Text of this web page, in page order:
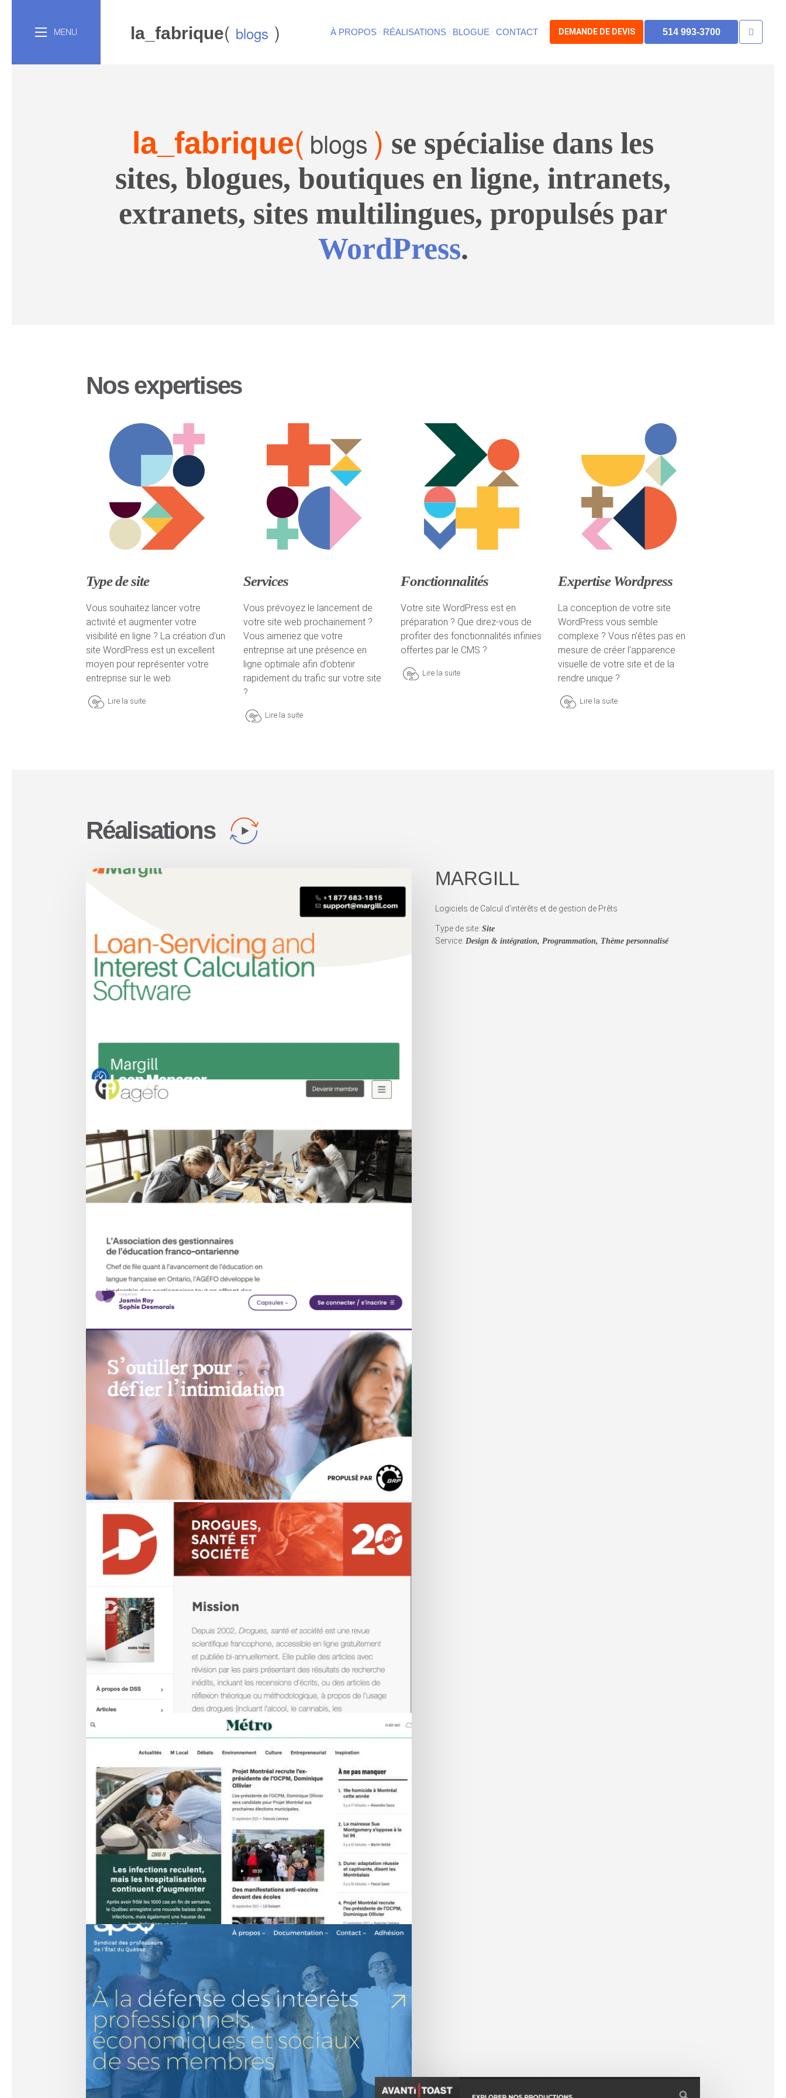
MENU la_fabrique( blogs ) DEMANDE DE DEVIS 514 993-3700
À PROPOS · RÉALISATIONS · BLOGUE · CONTACT
la_fabrique( blogs ) se spécialise dans les
sites, blogues, boutiques en ligne, intranets,
extranets, sites multilingues, propulsés par
WordPress.
Nos expertises
Type de site
Vous souhaitez lancer votre
activité et augmenter votre
visibilité en ligne ? La création d’un
site WordPress est un excellent
moyen pour représenter votre
entreprise sur le web.
Lire la suite
Services
Vous prévoyez le lancement de
votre site web prochainement ?
Vous aimeriez que votre
entreprise ait une présence en
ligne optimale afin d’obtenir
rapidement du trafic sur votre site
?
Lire la suite
Fonctionnalités
Votre site WordPress est en
préparation ? Que direz-vous de
profiter des fonctionnalités infinies
offertes par le CMS ?
Lire la suite
Expertise Wordpress
La conception de votre site
WordPress vous semble
complexe ? Vous n’êtes pas en
mesure de créer l’apparence
visuelle de votre site et de la
rendre unique ?
Lire la suite
Réalisations
MARGILL
Logiciels de Calcul d’intérêts et de gestion de Prêts
Type de site: Site
Service: Design & intégration, Programmation, Thème personnalisé